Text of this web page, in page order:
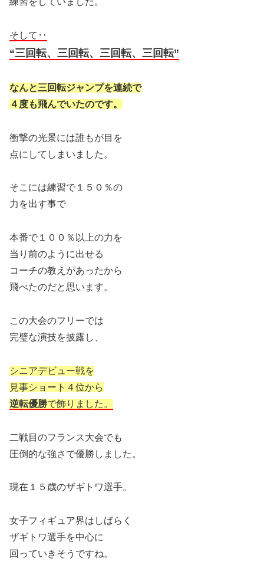
そして‥
“三回転、三回転、三回転、三回転”
なんと三回転ジャンプを連続で
４度も飛んでいたのです。
衝撃の光景には誰もが目を
点にしてしまいました。
そこには練習で１５０％の
力を出す事で
本番で１００％以上の力を
当り前のように出せる
コーチの教えがあったから
飛べたのだと思います。
この大会のフリーでは
完璧な演技を披露し、
シニアデビュー戦を
見事ショート４位から
逆転優勝で飾りました。
二戦目のフランス大会でも
圧倒的な強さで優勝しました。
現在１５歳のザギトワ選手。
女子フィギュア界はしばらく
ザギトワ選手を中心に
回っていきそうですね。